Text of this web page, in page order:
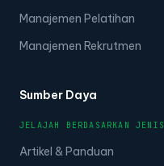
Manajemen Pelatihan
Manajemen Rekrutmen
Sumber Daya
JELAJAH BERDASARKAN JENIS
Artikel & Panduan